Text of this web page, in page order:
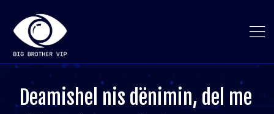
Deamishel nis dënimin, del me